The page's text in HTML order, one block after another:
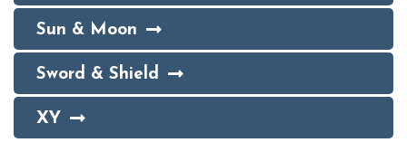
Sun & Moon
Sword & Shield
XY